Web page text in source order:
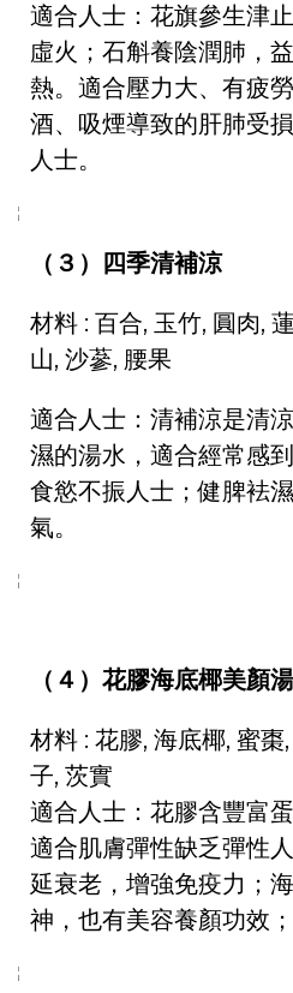
適合人士：花旗參生津
虛火；石斛養陰潤肺，
熱。適合壓力大、有疲
酒、吸煙導致的肝肺受
人士。
（３）四季清補涼
材料 : 百合, 玉竹, 圓肉,
山, 沙蔘, 腰果
適合人士：清補涼是清
濕的湯水，適合經常感
食慾不振人士；健脾袪
氣。
（４）花膠海底椰美顏
材料 : 花膠, 海底椰, 蜜棗
子, 茨實
適合人士：花膠含豐富
適合肌膚彈性缺乏彈性
延衰老，增強免疫力；
神，也有美容養顏功效